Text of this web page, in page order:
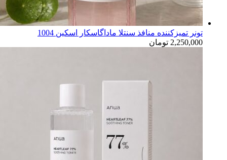
تونر تمیزکننده منافذ سنتلا ماداگاسکار اسکین 1004
2,250,000 تومان